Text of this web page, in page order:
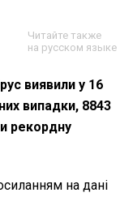
Читайте также
на русском языке
виявили у 16
випадки, 8843
рекордну
на дані